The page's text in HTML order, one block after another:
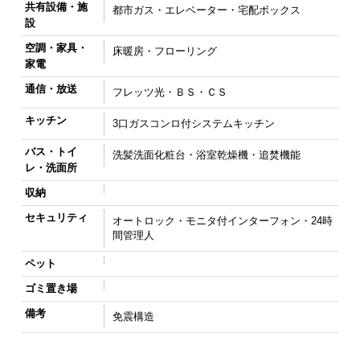
共有設備・施
設
都市ガス・エレベーター・宅配ボックス
空調・家具・
家電
床暖房・フローリング
通信・放送 フレッツ光・ＢＳ・ＣＳ
キッチン 3口ガスコンロ付システムキッチン
バス・トイ
レ・洗面所
洗髪洗面化粧台・浴室乾燥機・追焚機能
収納
セキュリティ
オートロック・モニタ付インターフォン・24時
間管理人
ペット
ゴミ置き場
備考 免震構造